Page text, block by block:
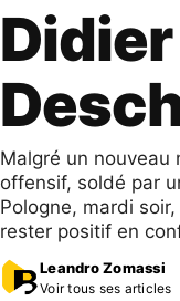
Didier
Malgré un nouveau
offensif, soldé par
Pologne, mardi
rester positif en
Leandro Zomassi
Voir tous ses articles